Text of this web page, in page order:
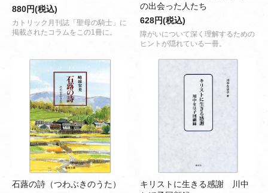
880円(税込)
カトリック月刊誌「聖母の騎士」に
掲載されたコラムをこの1冊に。
の出会った人たち
628円(税込)
障がいについて深く理解するための
ヒントが隠れている一冊。
石蕗の詩（つわぶきのうた）
キリストに生きる感謝 川中